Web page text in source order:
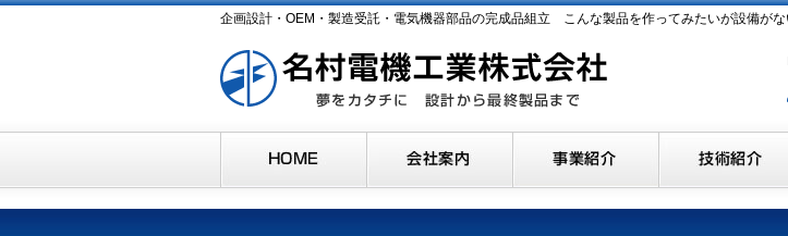
企画設計・OEM・製造受託・電気機器部品の完成品組立 こんな製品を作ってみたいが設備がな